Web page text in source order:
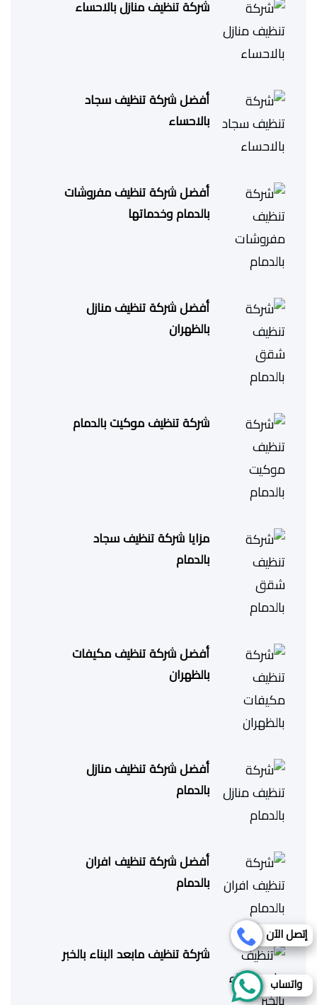
شركة تنظيف منازل بالاحساء
أفضل شركة تنظيف سجاد
بالاحساء
أفضل شركة تنظيف مفروشات
بالدمام وخدماتها
أفضل شركة تنظيف منازل
بالظهران
شركة تنظيف موكيت بالدمام
مزايا شركة تنظيف سجاد
بالدمام
أفضل شركة تنظيف مكيفات
بالظهران
أفضل شركة تنظيف منازل
بالدمام
أفضل شركة تنظيف افران
بالدمام
شركة تنظيف مابعد البناء بالخبر
إتصل الآن
واتساب